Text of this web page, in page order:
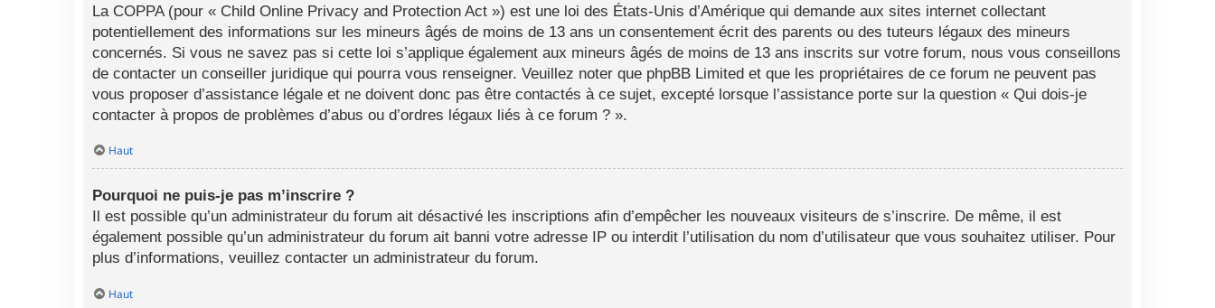
La COPPA (pour « Child Online Privacy and Protection Act ») est une loi des États-Unis d’Amérique qui demande aux sites internet collectant
potentiellement des informations sur les mineurs âgés de moins de 13 ans un consentement écrit des parents ou des tuteurs légaux des mineurs
concernés. Si vous ne savez pas si cette loi s’applique également aux mineurs âgés de moins de 13 ans inscrits sur votre forum, nous vous conseillons
de contacter un conseiller juridique qui pourra vous renseigner. Veuillez noter que phpBB Limited et que les propriétaires de ce forum ne peuvent pas
vous proposer d’assistance légale et ne doivent donc pas être contactés à ce sujet, excepté lorsque l’assistance porte sur la question « Qui dois-je
contacter à propos de problèmes d’abus ou d’ordres légaux liés à ce forum ? ».
Haut
Pourquoi ne puis-je pas m’inscrire ?
Il est possible qu’un administrateur du forum ait désactivé les inscriptions afin d’empêcher les nouveaux visiteurs de s’inscrire. De même, il est
également possible qu’un administrateur du forum ait banni votre adresse IP ou interdit l’utilisation du nom d’utilisateur que vous souhaitez utiliser. Pour
plus d’informations, veuillez contacter un administrateur du forum.
Haut